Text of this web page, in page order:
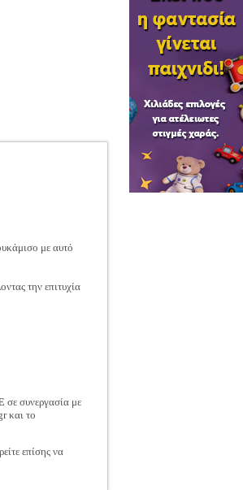
με αυτό
την επιτυχία
σε συνεργασία με
και το
επίσης να